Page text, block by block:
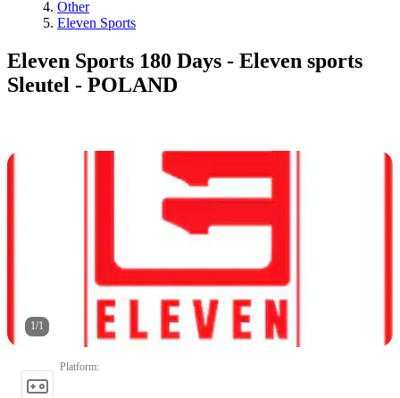
Other
Eleven Sports
Eleven Sports 180 Days - Eleven sports
Sleutel - POLAND
1/1
Platform: